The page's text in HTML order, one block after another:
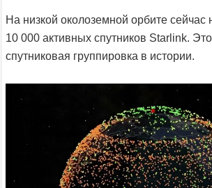
На низкой околоземной орбите сейчас
10 000 активных спутников Starlink.
спутниковая группировка в истории.